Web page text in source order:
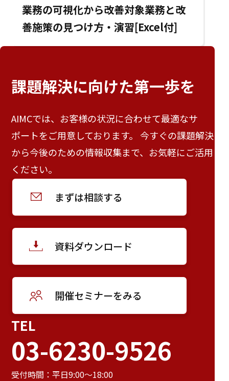
業務の可視化から改善対象業務と改
善施策の見つけ方・演習[Excel付]
課題解決に向けた第一歩を
AIMCでは、お客様の状況に合わせて最適なサ
ポートをご用意しております。 今すぐの課題解決
から今後のための情報収集まで、お気軽にご活用
ください。
まずは相談する
資料ダウンロード
開催セミナーをみる
TEL
03-6230-9526
受付時間：平日9:00～18:00